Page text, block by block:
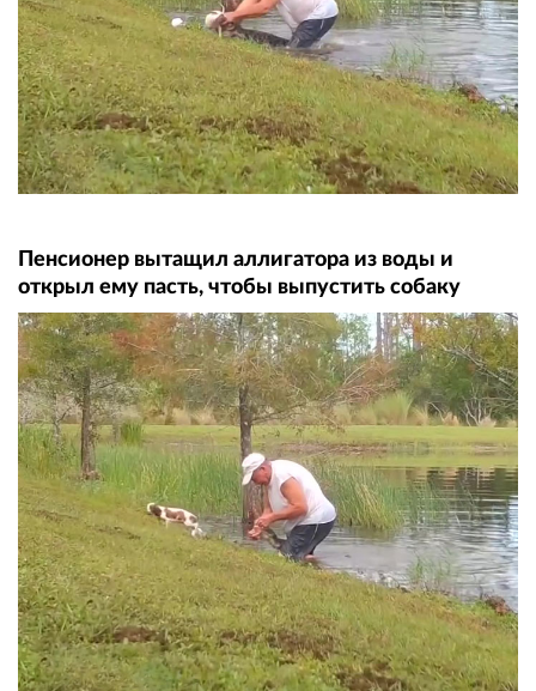
Пенсионер вытащил аллигатора из воды и
открыл ему пасть, чтобы выпустить собаку